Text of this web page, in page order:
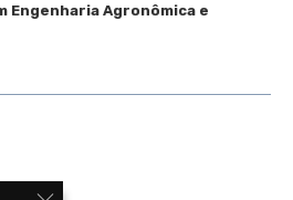
Engenharia Agronômica e